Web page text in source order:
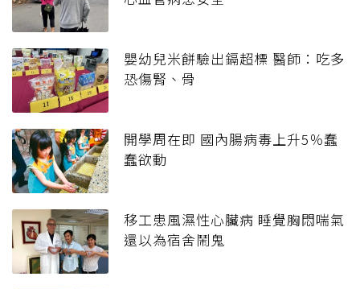
嬰幼兒米餅驗出鎘超標 醫師：吃多
恐傷腎、骨
開學周在即 國內腸病毒上升5％蠢
蠢欲動
移工患風濕性心臟病 睡覺胸悶喘氣
還以為宿舍鬧鬼